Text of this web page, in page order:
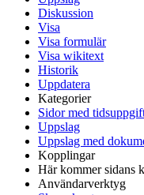
Diskussion
Visa
Visa formulär
Visa wikitext
Historik
Uppdatera
Kategorier
Sidor med
Uppslag
Uppslag med
Kopplingar
Här kommer sidans
Användarverktyg